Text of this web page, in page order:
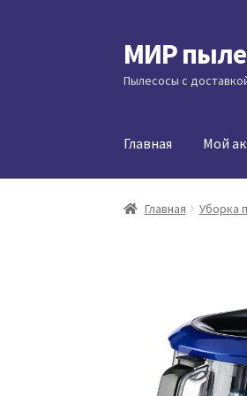
Перейти
к
навигации
Перейти
к
содержимому
МИР
Пылесосы с
Главная Мой
Главная Уборка